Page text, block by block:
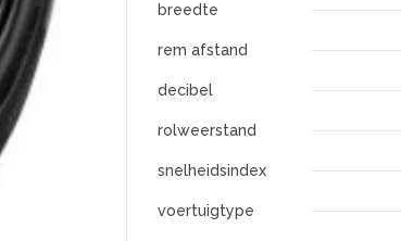
breedte
rem afstand
decibel
rolweerstand
snelheidsindex
voertuigtype